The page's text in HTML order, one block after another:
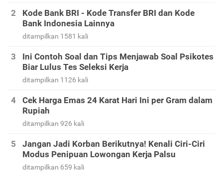
Kode Bank BRI - Kode Transfer BRI dan Kode
Bank Indonesia Lainnya
ditampilkan 1581 kali
Ini Contoh Soal dan Tips Menjawab Soal Psikotes
Biar Lulus Tes Seleksi Kerja
ditampilkan 1126 kali
Cek Harga Emas 24 Karat Hari Ini per Gram dalam
Rupiah
ditampilkan 926 kali
Jangan Jadi Korban Berikutnya! Kenali Ciri-Ciri
Modus Penipuan Lowongan Kerja Palsu
ditampilkan 659 kali